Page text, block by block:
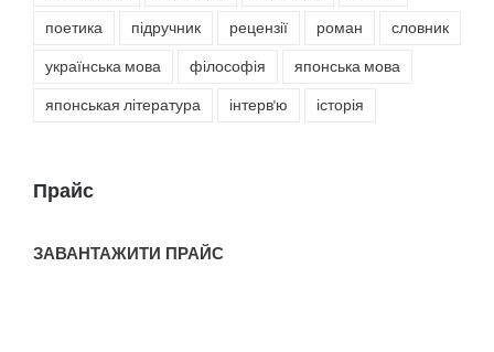
поетика підручник рецензії роман словник
українська мова філософія японська мова
японськая література інтерв'ю історія
Прайс
ЗАВАНТАЖИТИ ПРАЙС